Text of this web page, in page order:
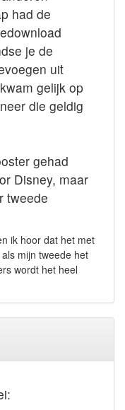
had de
je de
uit
gelijk op
die geldig
gehad
Disney, maar
tweede
ik hoor dat het met
mijn tweede het
wordt het heel